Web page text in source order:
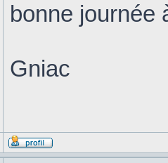
bonne journée
Gniac